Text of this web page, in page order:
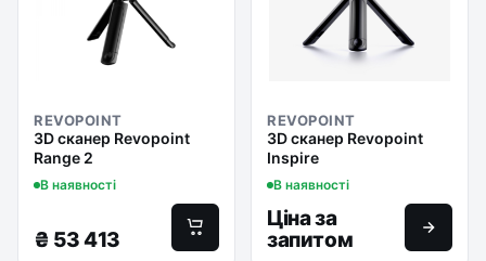
REVOPOINT
3D сканер Revopoint
Range 2
В наявності
₴ 53 413
REVOPOINT
3D сканер Revopoint
Inspire
В наявності
Ціна за
запитом